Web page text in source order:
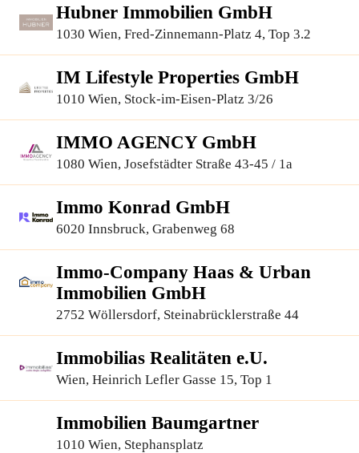
Hubner Immobilien GmbH
1030 Wien, Fred-Zinnemann-Platz 4, Top 3.2
IM Lifestyle Properties GmbH
1010 Wien, Stock-im-Eisen-Platz 3/26
IMMO AGENCY GmbH
1080 Wien, Josefstädter Straße 43-45 / 1a
Immo Konrad GmbH
6020 Innsbruck, Grabenweg 68
Immo-Company Haas & Urban
Immobilien GmbH
2752 Wöllersdorf, Steinabrücklerstraße 44
Immobilias Realitäten e.U.
Wien, Heinrich Lefler Gasse 15, Top 1
Immobilien Baumgartner
1010 Wien, Stephansplatz